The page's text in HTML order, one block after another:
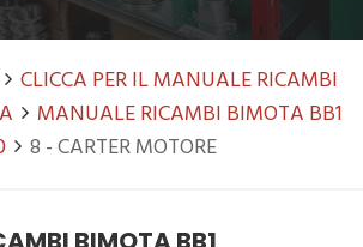
CLICCA PER IL MANUALE RICAMBI
MANUALE RICAMBI BIMOTA BB1
8 - CARTER MOTORE